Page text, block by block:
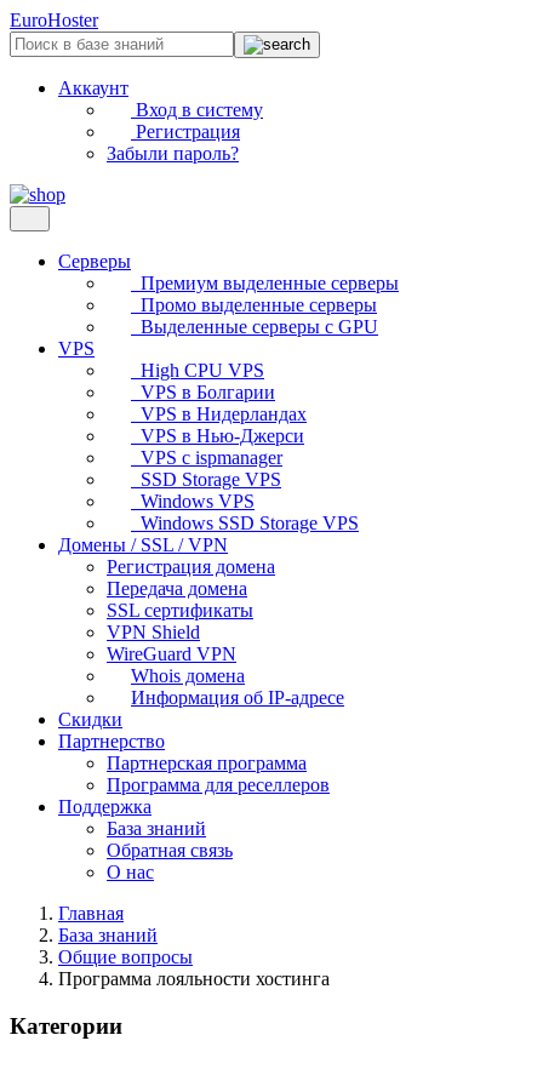
EuroHoster
Аккаунт
Вход в систему
Регистрация
Забыли пароль?
Серверы
Премиум выделенные серверы
Промо выделенные серверы
Выделенные серверы с GPU
VPS
High CPU VPS
VPS в Болгарии
VPS в Нидерландах
VPS в Нью-Джерси
VPS с ispmanager
SSD Storage VPS
Windows VPS
Windows SSD Storage VPS
Домены / SSL / VPN
Регистрация домена
Передача домена
SSL сертификаты
VPN Shield
WireGuard VPN
Whois домена
Информация об IP-адресе
Скидки
Партнерство
Партнерская программа
Программа для реселлеров
Поддержка
База знаний
Обратная связь
О нас
Главная
База знаний
Общие вопросы
Программа лояльности хостинга
Категории